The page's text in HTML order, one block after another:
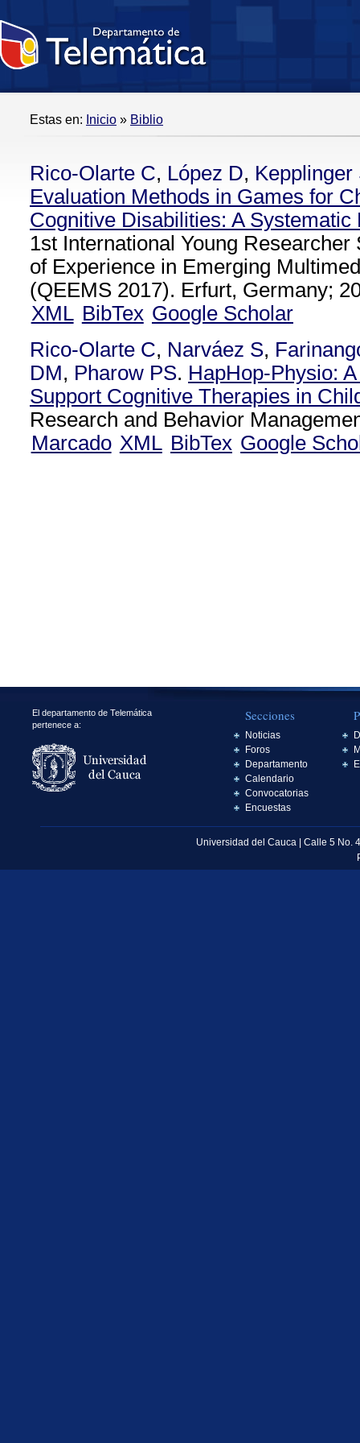
Estas en: Inicio » Biblio
Rico-Olarte C, López D, Kepplinger
Evaluation Methods in Games for
Cognitive Disabilities: A Systematic
1st International Young
of Experience in Emerging
(QEEMS 2017). Erfurt, Germany;
XML BibTex Google Scholar
Rico-Olarte C, Narváez S,
DM, Pharow PS. HapHop-Physio:
Support Cognitive Therapies in
Research and Behavior
Marcado XML BibTex Google
El departamento de Telemática
pertenece a:
Secciones
Noticias
Foros
Departamento
Calendario
Convocatorias
Encuestas
Universidad del Cauca | Calle 5 No.